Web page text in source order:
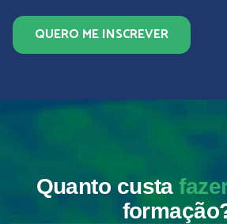
QUERO ME INSCREVER
Quanto custa